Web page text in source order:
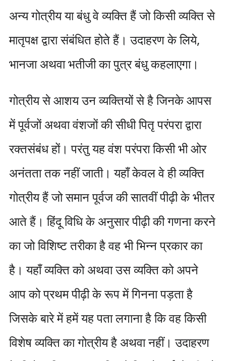
अन्य गोत्रीय या बंधु वे व्यक्ति हैं जो किसी व्यक्ति से
मातृपक्ष द्वारा संबंधित होते हैं। उदाहरण के लिये,
भानजा अथवा भतीजी का पुत्र बंधु कहलाएगा।
गोत्रीय से आशय उन व्यक्तियों से है जिनके आपस
में पूर्वजों अथवा वंशजों की सीधी पितृ परंपरा द्वारा
रक्तसंबंध हों। परंतु यह वंश परंपरा किसी भी ओर
अनंतता तक नहीं जाती। यहाँ केवल वे ही व्यक्ति
गोत्रीय हैं जो समान पूर्वज की सातवीं पीढ़ी के भीतर
आते हैं। हिंदू विधि के अनुसार पीढ़ी की गणना करने
का जो विशिष्ट तरीका है वह भी भिन्न प्रकार का
है। यहाँ व्यक्ति को अथवा उस व्यक्ति को अपने
आप को प्रथम पीढ़ी के रूप में गिनना पड़ता है
जिसके बारे में हमें यह पता लगाना है कि वह किसी
विशेष व्यक्ति का गोत्रीय है अथवा नहीं। उदाहरण